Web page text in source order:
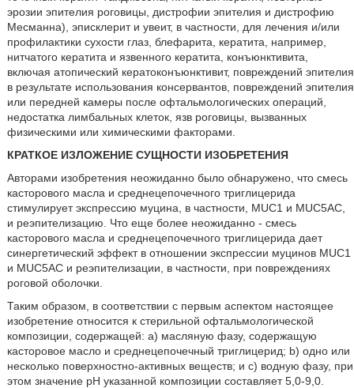
эрозии эпителия роговицы, дистрофии эпителия и дистрофию
Месманна), эписклерит и увеит, в частности, для лечения и/или
профилактики сухости глаз, блефарита, кератита, например,
нитчатого кератита и язвенного кератита, конъюнктивита,
включая атопический кератоконъюнктивит, повреждений эпителия
в результате использования консервантов, повреждений эпителия
или передней камеры после офтальмологических операций,
недостатка лимбальных клеток, язв роговицы, вызванных
физическими или химическими факторами.
КРАТКОЕ ИЗЛОЖЕНИЕ СУЩНОСТИ ИЗОБРЕТЕНИЯ
Авторами изобретения неожиданно было обнаружено, что смесь
касторового масла и среднецепочечного триглицерида
стимулирует экспрессию муцина, в частности, MUC1 и MUC5AC,
и реэпителизацию. Что еще более неожиданно - смесь
касторового масла и среднецепочечного триглицерида дает
синергетический эффект в отношении экспрессии муцинов MUC1
и MUC5AC и реэпителизации, в частности, при повреждениях
роговой оболочки.
Таким образом, в соответствии с первым аспектом настоящее
изобретение относится к стерильной офтальмологической
композиции, содержащей: a) масляную фазу, содержащую
касторовое масло и среднецепочечный триглицерид; b) одно или
несколько поверхностно-активных веществ; и c) водную фазу, при
этом значение pH указанной композиции составляет 5,0-9,0.